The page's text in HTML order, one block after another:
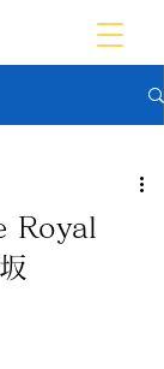
Royal